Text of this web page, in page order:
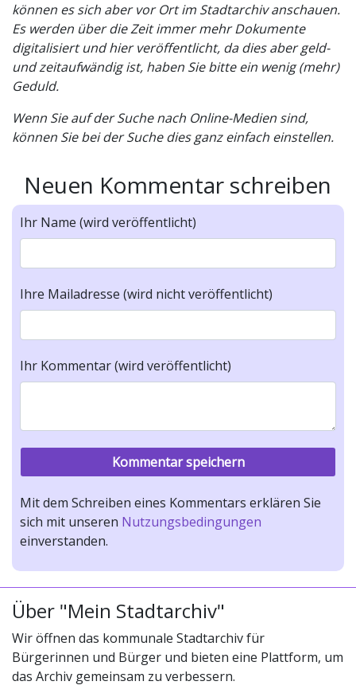
können es sich aber vor Ort im Stadtarchiv anschauen.
Es werden über die Zeit immer mehr Dokumente
digitalisiert und hier veröffentlicht, da dies aber geld-
und zeitaufwändig ist, haben Sie bitte ein wenig (mehr)
Geduld.
Wenn Sie auf der Suche nach Online-Medien sind,
können Sie bei der Suche dies ganz einfach einstellen.
Neuen Kommentar schreiben
Ihr Name (wird veröffentlicht)
Ihre Mailadresse (wird nicht veröffentlicht)
Ihr Kommentar (wird veröffentlicht)
Mit dem Schreiben eines Kommentars erklären Sie
sich mit unseren Nutzungsbedingungen
einverstanden.
Über "Mein Stadtarchiv"
Wir öffnen das kommunale Stadtarchiv für
Bürgerinnen und Bürger und bieten eine Plattform, um
das Archiv gemeinsam zu verbessern.